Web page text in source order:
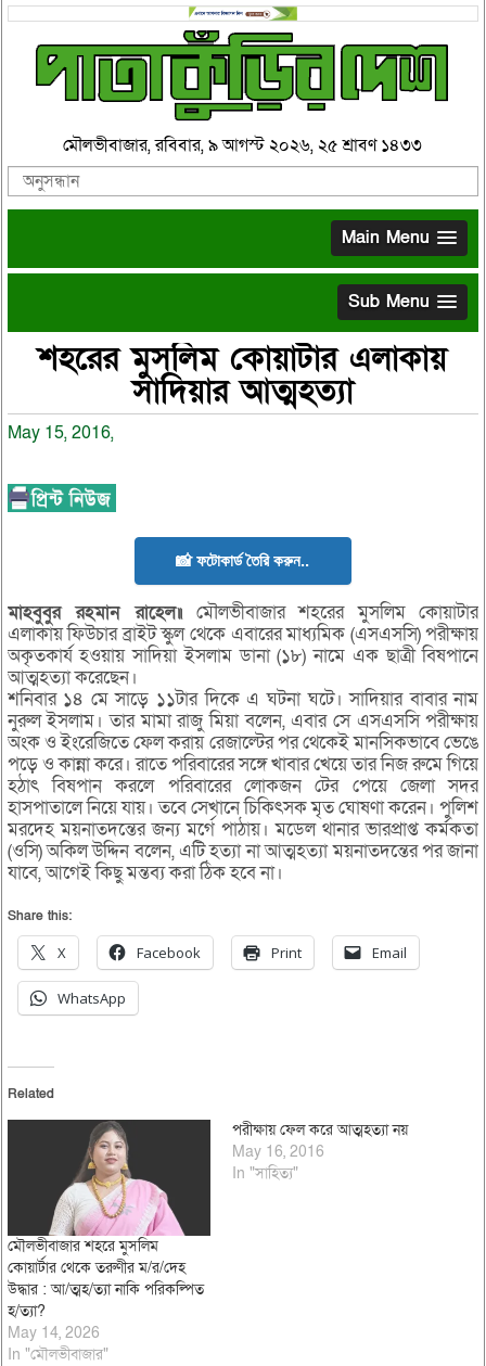
মৌলভীবাজার, রবিবার, ৯ আগস্ট ২০২৬, ২৫ শ্রাবণ ১৪৩৩
Main Menu
Sub Menu
শহরের মুসলিম কোয়াটার এলাকায়
সাদিয়ার আত্মহত্যা
May 15, 2016,
📸 ফটোকার্ড তৈরি করুন..
মাহবুবুর রহমান রাহেল॥মৌলভীবাজার শহরের মুসলিম কোয়াটার
এলাকায় ফিউচার ব্রাইট স্কুল থেকে এবারের মাধ্যমিক (এসএসসি) পরীক্ষায়
অকৃতকার্য হওয়ায় সাদিয়া ইসলাম ডানা (১৮) নামে এক ছাত্রী বিষপানে
আত্মহত্যা করেছেন।
শনিবার ১৪ মে সাড়ে ১১টার দিকে এ ঘটনা ঘটে। সাদিয়ার বাবার নাম
নুরুল ইসলাম। তার মামা রাজু মিয়া বলেন, এবার সে এসএসসি পরীক্ষায়
অংক ও ইংরেজিতে ফেল করায় রেজাল্টের পর থেকেই মানসিকভাবে ভেঙে
পড়ে ও কান্না করে। রাতে পরিবারের সঙ্গে খাবার খেয়ে তার নিজ রুমে গিয়ে
হঠাৎ বিষপান করলে পরিবারের লোকজন টের পেয়ে জেলা সদর
হাসপাতালে নিয়ে যায়। তবে সেখানে চিকিৎসক মৃত ঘোষণা করেন। পুলিশ
মরদেহ ময়নাতদন্তের জন্য মর্গে পাঠায়। মডেল থানার ভারপ্রাপ্ত কর্মকতা
(ওসি) অকিল উদ্দিন বলেন, এটি হত্যা না আত্মহত্যা ময়নাতদন্তের পর জানা
যাবে, আগেই কিছু মন্তব্য করা ঠিক হবে না।
Share this:
X Facebook Print Email
WhatsApp
Related
মৌলভীবাজার শহরে মুসলিম
কোয়ার্টার থেকে তরুণীর ম/র/দেহ
উদ্ধার : আ/ত্মহ/ত্যা নাকি পরিকল্পিত
হ/ত্যা?
May 14, 2026
In "মৌলভীবাজার"
পরীক্ষায় ফেল করে আত্মহত্যা নয়
May 16, 2016
In "সাহিত্য"